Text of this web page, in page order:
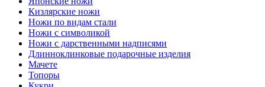
Кизлярские ножи
Ножи по видам стали
Ножи с символикой
Ножи с дарственными надписями
Длинноклинковые подарочные изделия
Мачете
Топоры